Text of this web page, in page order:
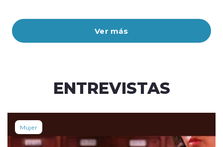
Ver más
ENTREVISTAS
Mujer